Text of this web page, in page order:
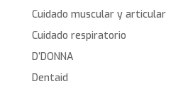
Cuidado muscular y articular
Cuidado respiratorio
D’DONNA
Dentaid